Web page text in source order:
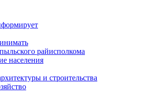
райисполкома
населения
и строительства